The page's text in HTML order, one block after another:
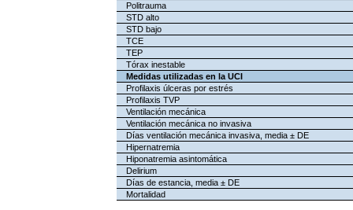
Politrauma
STD alto
STD bajo
TCE
TEP
Tórax inestable
Medidas utilizadas en la UCI
Profilaxis úlceras por estrés
Profilaxis TVP
Ventilación mecánica
Ventilación mecánica no invasiva
Días ventilación mecánica invasiva, media ± DE
Hipernatremia
Hiponatremia asintomática
Delirium
Días de estancia, media ± DE
Mortalidad